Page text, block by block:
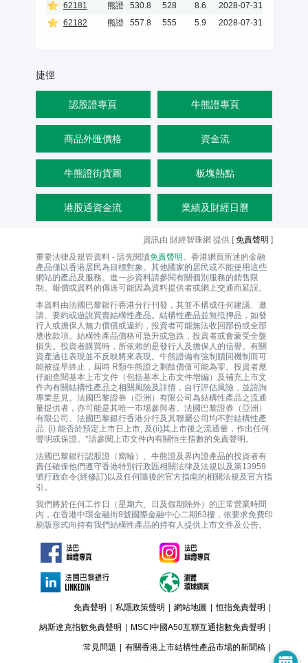
62181
熊證 530.8 528 8.6
2028-07-31
62182
熊證 557.8 555 5.9 2028-07-31
捷徑
認股證專頁 牛熊證專頁
商品外匯價格 資金流
牛熊證街貨圖 板塊熱點
港股通資金流 業績及財經日曆
資訊由 財經智珠網 提供 [免責聲明 ]
重要法律及規管資料 - 請先閱讀免責聲明 。香港網頁所述的金融
產品僅以香港居民為目標對象。其他國家的居民或不能使用這些
網站的產品及服務。進一步資料請參閱有關個別服務的銷售限
制。報價或資料的傳送可能因為資料提供者或網上交通而延誤。
本資料由法國巴黎銀行香港分行刊發，其並不構成任何建議、邀
請、要約或遊說買賣結構性產品。結構性產品並無抵押品，如發
行人或擔保人無力償債或違約，投資者可能無法收回部份或全部
應收款項。結構性產品價格可急升或急跌，投資者或會蒙受全盤
損失。投資者購買時，所依賴的是發行人及擔保人的信譽。有關
資產過往表現並不反映將來表現。牛熊證備有強制贖回機制而可
能被提早終止，屆時 R類牛熊證之剩餘價值可能為零。投資者應
仔細查閱基本上市文件（包括基本上市文件增編）及補充上市文
件內有關結構性產品之相關風險及詳情，自行評估風險，並諮詢
專業意見。法國巴黎證券（亞洲）有限公司為結構性產品之流通
量提供者，亦可能是其唯一巿場參與者。法國巴黎證券（亞洲）
有限公司、法國巴黎銀行香港分行及其聯屬公司均不對結構性產
品: (i) 能否於預定上市日上市; 及(ii)其上市後之流通量，作出任何
聲明或保證。*請參閱上市文件內有關恒生指數的免責聲明。
法國巴黎銀行認股證（窩輪）、牛熊證及界內證產品的投資者有
責任確保他們遵守香港特別行政區相關法律及法規以及第13959
號行政命令(經修訂)以及任何隨後的官方指南的相關法規及官方指
引。
我們將於任何工作日（星期六、日及假期除外）的正常營業時間
內，在香港中環金融街8號國際金融中心二期63樓，依要求免費印
刷版形式向持有我們結構性產品的持有人提供上市文件及公告。
免責聲明 私隱政策聲明 網站地圖 恒指免責聲明
納斯達克指數免責聲明 MSCI中國A50互聯互通指數免責聲明
常見問題 有關香港上市結構性產品市場的新聞稿